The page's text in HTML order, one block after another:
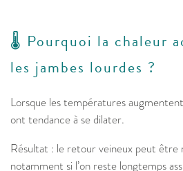
🌡️ Pourquoi la chaleur
les jambes lourdes ?
Lorsque les températures
ont tendance à se dilater.
Résultat : le retour veineux peut être
notamment si l’on reste longtemps